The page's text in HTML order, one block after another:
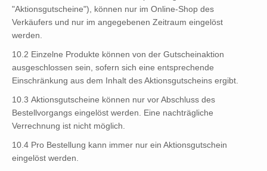
"Aktionsgutscheine"), können nur im Online-Shop des
Verkäufers und nur im angegebenen Zeitraum eingelöst
werden.
10.2 Einzelne Produkte können von der Gutscheinaktion
ausgeschlossen sein, sofern sich eine entsprechende
Einschränkung aus dem Inhalt des Aktionsgutscheins ergibt.
10.3 Aktionsgutscheine können nur vor Abschluss des
Bestellvorgangs eingelöst werden. Eine nachträgliche
Verrechnung ist nicht möglich.
10.4 Pro Bestellung kann immer nur ein Aktionsgutschein
eingelöst werden.